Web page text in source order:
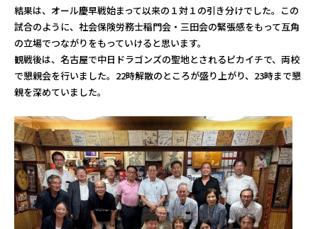
結果は、オール慶早戦始まって以来の１対１の引き分けでした。この
試合のように、社会保険労務士稲門会・三田会の緊張感をもって互角
の立場でつながりをもっていけると思います。
観戦後は、名古屋で中日ドラゴンズの聖地とされるピカイチで、両校
で懇親会を行いました。22時解散のところが盛り上がり、23時まで懇
親を深めていました。